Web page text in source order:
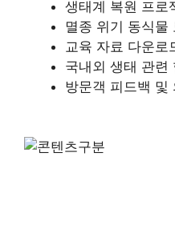
생태계 복원 프로
멸종 위기 동식물
교육 자료 다운로
국내외 생태 관련
방문객 피드백 및